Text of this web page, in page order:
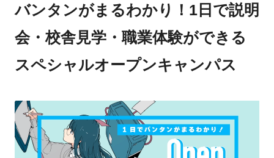
バンタンがまるわかり！1日で説明
会・校舎見学・職業体験ができる
スペシャルオープンキャンパス